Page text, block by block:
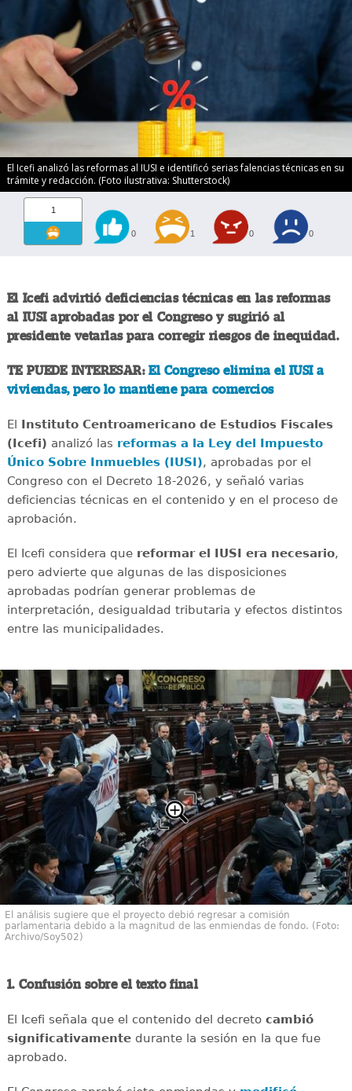
El Icefi analizó las reformas al IUSI e identificó serias falencias técnicas en su
trámite y redacción. (Foto ilustrativa: Shutterstock)
1
0 1 0 0
El Icefi advirtió deficiencias técnicas en las reformas
al IUSI aprobadas por el Congreso y sugirió al
presidente vetarlas para corregir riesgos de inequidad.
TE PUEDE INTERESAR:El Congreso elimina el IUSI a
viviendas, pero lo mantiene para comercios
El Instituto Centroamericano de Estudios Fiscales
(Icefi) analizó las reformas a la Ley del Impuesto
Único Sobre Inmuebles (IUSI), aprobadas por el
Congreso con el Decreto 18-2026, y señaló varias
deficiencias técnicas en el contenido y en el proceso de
aprobación.
El Icefi considera que reformar el IUSI era necesario,
pero advierte que algunas de las disposiciones
aprobadas podrían generar problemas de
interpretación, desigualdad tributaria y efectos distintos
entre las municipalidades.
El análisis sugiere que el proyecto debió regresar a comisión
parlamentaria debido a la magnitud de las enmiendas de fondo. (Foto:
Archivo/Soy502)
1. Confusión sobre el texto final
El Icefi señala que el contenido del decreto cambió
significativamentedurante la sesión en la que fue
aprobado.